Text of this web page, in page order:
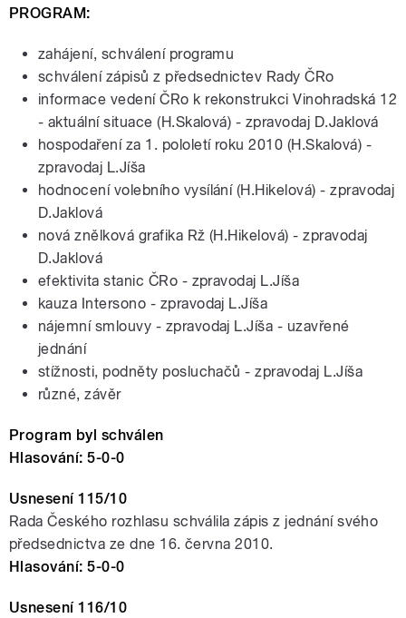
PROGRAM:
zahájení, schválení programu
schválení zápisů z předsednictev Rady ČRo
informace vedení ČRo k rekonstrukci Vinohradská 12
- aktuální situace (H.Skalová) - zpravodaj D.Jaklová
hospodaření za 1. pololetí roku 2010 (H.Skalová) -
zpravodaj L.Jíša
hodnocení volebního vysílání (H.Hikelová) - zpravodaj
D.Jaklová
nová znělková grafika Rž (H.Hikelová) - zpravodaj
D.Jaklová
efektivita stanic ČRo - zpravodaj L.Jíša
kauza Intersono - zpravodaj L.Jíša
nájemní smlouvy - zpravodaj L.Jíša - uzavřené
jednání
stížnosti, podněty posluchačů - zpravodaj L.Jíša
různé, závěr
Program byl schválen
Hlasování: 5-0-0
Usnesení 115/10
Rada Českého rozhlasu schválila zápis z jednání svého
předsednictva ze dne 16. června 2010.
Hlasování: 5-0-0
Usnesení 116/10